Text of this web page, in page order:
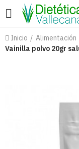
Inicio Alimentación
Vainilla polvo 20gr